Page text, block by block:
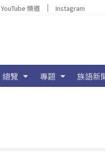
YouTube 頻道 Instagram
總覽 專題 族語新